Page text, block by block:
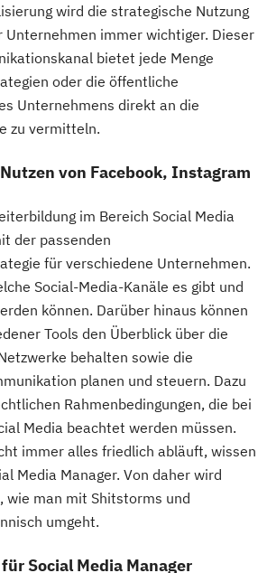
wird die strategische Nutzung
Unternehmen immer wichtiger. Dieser
bietet jede Menge
oder die öffentliche
Unternehmens direkt an die
zu vermitteln.
von Facebook, Instagram
im Bereich Social Media
der passenden
für verschiedene Unternehmen.
Social-Media-Kanäle es gibt und
können. Darüber hinaus können
Tools den Überblick über die
behalten sowie die
planen und steuern. Dazu
Rahmenbedingungen, die bei
Media beachtet werden müssen.
immer alles friedlich abläuft, wissen
Media Manager. Von daher wird
man mit Shitstorms und
umgeht.
Social Media Manager